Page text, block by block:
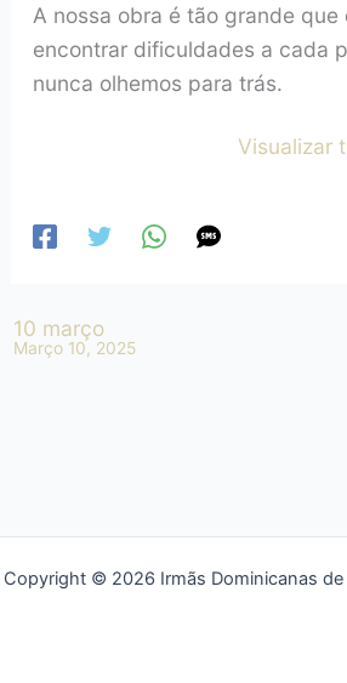
A nossa obra é tão grande que
encontrar dificuldades a cada
nunca olhemos para trás.
Visualizar
10 março
Março 10, 2025
Copyright © 2026 Irmãs Dominicanas de